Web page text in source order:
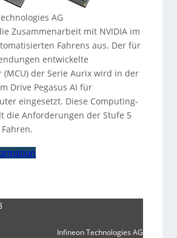
AG
Zusammenarbeit mit NVIDIA im
Fahrens aus. Der für
entwickelte
der Serie Aurix wird in der
Drive Pegasus AI für
eingesetzt. Diese Computing-
die Anforderungen der Stufe 5
Infineon Technologies AG